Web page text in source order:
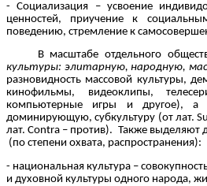
- Социализация – усвоение
ценностей, приучение к
поведению, стремление к
В масштабе отдельного
культуры: элитарную, народную,
разновидность массовой культуры,
кинофильмы, видеоклипы,
компьютерные игры и другое), а
доминирующую, субкультуру (от лат.
лат. Contra – против). Также выделяют
(по степени охвата, распространения):
- национальная культура –
и духовной культуры одного народа,